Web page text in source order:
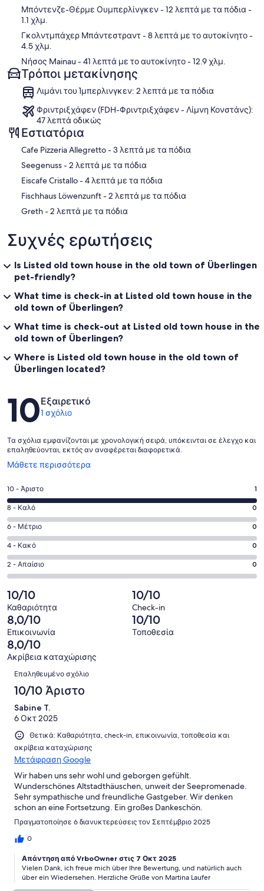
Μπόντενζε-Θέρμε Ουμπερλίνγκεν- 12 λεπτά με τα πόδια-
1.1 χλμ.
Γκολντμπάχερ Μπάντεστραντ- 8 λεπτά με το αυτοκίνητο-
4.5 χλμ.
Νήσος Mainau - 41 λεπτά με το αυτοκίνητο- 12.9 χλμ.
Τρόποι μετακίνησης
Λιμάνι του Ίμπερλινγκεν: 2 λεπτά με τα πόδια
Φριντριξχάφεν (FDH-Φριντριξχάφεν - Λίμνη Κονστάνς):
47 λεπτά οδικώς
Εστιατόρια
‪Cafe Pizzeria Allegretto - ‬3 λεπτά με τα πόδια
‪Seegenuss - ‬2 λεπτά με τα πόδια
‪Eiscafe Cristallo - ‬4 λεπτά με τα πόδια
‪Fischhaus Löwenzunft - ‬2 λεπτά με τα πόδια
‪Greth - ‬2 λεπτά με τα πόδια
Συχνές ερωτήσεις
Is Listed old town house in the old town of Überlingen
pet-friendly?
What time is check-in at Listed old town house in the
old town of Überlingen?
What time is check-out at Listed old town house in the
old town of Überlingen?
Where is Listed old town house in the old town of
Überlingen located?
Σχόλια
10Εξαιρετικό
1 σχόλιο
Τα σχόλια εμφανίζονται με χρονολογική σειρά, υπόκεινται σε έλεγχο και
επαληθεύονται, εκτός αν αναφέρεται διαφορετικά.
Μάθετε περισσότερα
Ανοίγει
νέο
παράθυρο
Βαθμολογία
10
-
Άριστο.
1
από
1
σχόλια
πελατών
10 - Άριστο 1
Βαθμολογία
8
-
Καλό.
0
από
σχόλια
πελατών
8 - Καλό 0
Βαθμολογία
6
-
Μέτριο.
0
από
1
σχόλια
πελατών
6 - Μέτριο 0
Βαθμολογία
4
-
0
από
1
σχόλια
πελατών
4 - Κακό 0
Βαθμολογία
2
-
Απαίσιο.
0
από
1
σχόλια
πελατών
2 - Απαίσιο 0
10/10
Καθαριότητα
10/10
Check-in
8,0/10
Επικοινωνία
10/10
Τοποθεσία
8,0/10
Ακρίβεια καταχώρισης
Σχόλια
Επαληθευμένο σχόλιο
10/10 Άριστο
Sabine T.
6 Οκτ 2025
Θετικά: Καθαριότητα, check-in, επικοινωνία, τοποθεσία και
ακρίβεια καταχώρισης
Μετάφραση Google
Wir haben uns sehr wohl und geborgen gefühlt.
Wunderschönes Altstadthäuschen, unweit der Seepromenade.
Sehr sympathische und freundliche Gastgeber. Wir denken
schon an eine Fortsetzung. Ein großes Dankeschön.
Πραγματοποίησε 6 διανυκτερεύσεις τον Σεπτέμβριο 2025
0
Απάντηση από VrboOwner στις 7 Οκτ 2025
Vielen Dank, ich freue mich über Ihre Bewertung, und natürlich auch
über ein Wiedersehen. Herzliche Grüße von Martina Laufer